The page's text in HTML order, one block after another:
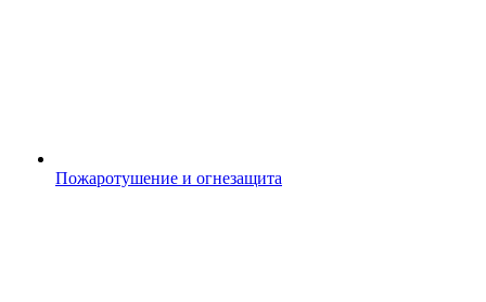
Пожаротушение и огнезащита